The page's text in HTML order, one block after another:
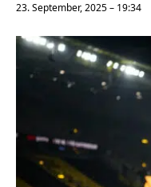
23. September, 2025 – 19:34